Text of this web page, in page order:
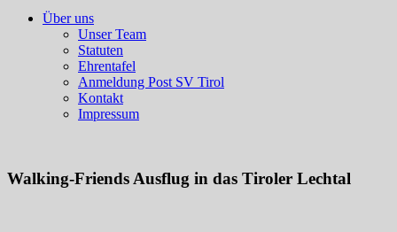
Über uns
Unser Team
Statuten
Ehrentafel
Anmeldung Post SV Tirol
Kontakt
Impressum
Walking-Friends Ausflug in das Tiroler Lechtal